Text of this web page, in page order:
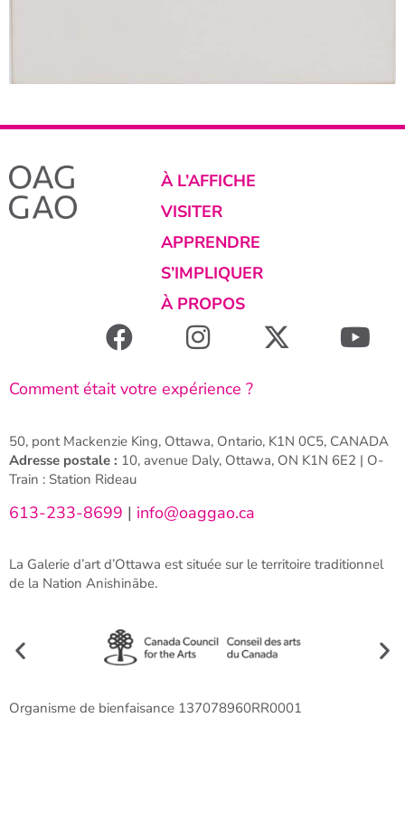
À L’AFFICHE
VISITER
APPRENDRE
S’IMPLIQUER
À PROPOS
Comment était votre expérience ?
50, pont Mackenzie King, Ottawa, Ontario, K1N 0C5, CANADA
Adresse postale : 10, avenue Daly, Ottawa, ON K1N 6E2 | O-
Train : Station Rideau
613-233-8699 | info@oaggao.ca
La Galerie d’art d’Ottawa est située sur le territoire traditionnel
de la Nation Anishinābe.
Organisme de bienfaisance 137078960RR0001